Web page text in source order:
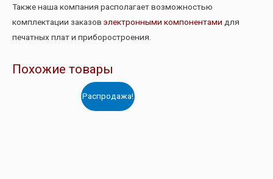
Также наша компания располагает возможностью
комплектации заказов электронными компонентами для
печатных плат и приборостроения.
Похожие товары
Распродажа!